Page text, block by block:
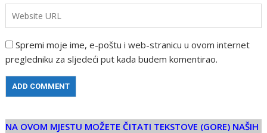
Spremi moje ime, e-poštu i web-stranicu u ovom internet
pregledniku za sljedeći put kada budem komentirao.
NA OVOM MJESTU MOŽETE ČITATI TEKSTOVE (GORE) NAŠIH